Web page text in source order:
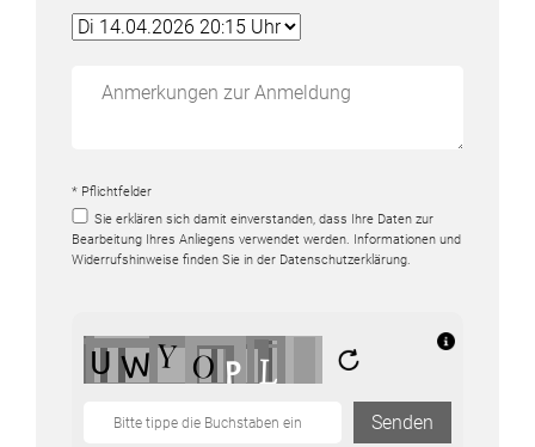
* Pflichtfelder
Sie erklären sich damit einverstanden, dass Ihre Daten zur
Bearbeitung Ihres Anliegens verwendet werden. Informationen und
Widerrufshinweise finden Sie in der Datenschutzerklärung.
Senden